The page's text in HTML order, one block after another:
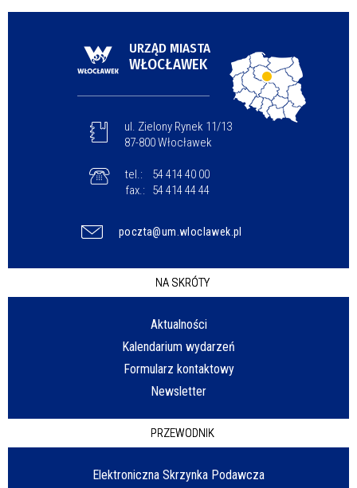
URZĄD MIASTA
WŁOCŁAWEK
ul. Zielony Rynek 11/13
87-800 Włocławek
tel.:
54 414 40 00
fax.:
54 414 44 44
poczta@um.wloclawek.pl
NA SKRÓTY
Aktualności
Kalendarium wydarzeń
Formularz kontaktowy
Newsletter
PRZEWODNIK
Elektroniczna Skrzynka Podawcza